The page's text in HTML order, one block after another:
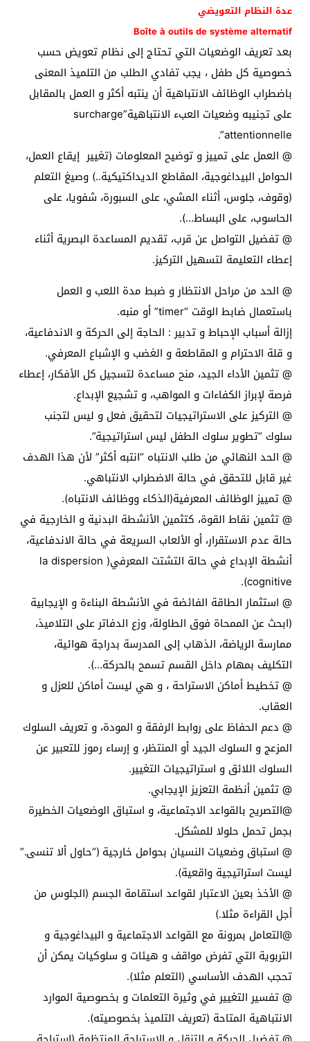
عدة النظام التعويضي
Boîte à outils de système alternatif
بعد تعريف الوضعيات التي تحتاج إلى نظام تعويض حسب
خصوصية كل طفل ، يجب تفادي الطلب من التلميذ المعنى
باضطراب الوظائف الانتباهية أن ينتبه أكثر و العمل بالمقابل
على تجنيبه وضعيات العبء الانتباهية”surcharge
attentionnelle”.
@ العمل على تمييز و توضيح المعلومات (تغيير إيقاع العمل،
الحوامل البيداغوجية، المقاطع الديداكتيكية..) وصيغ التعلم
(وقوف، جلوس، أثناء المشي، على السبورة، شفويا، على
الحاسوب، على البساط…).
@ تفضيل التواصل عن قرب، تقديم المساعدة البصرية أثناء
إعطاء التعليمة لتسهيل التركيز.
@ الحد من مراحل الانتظار و ضبط مدة اللعب و العمل
باستعمال ضابط الوقت “timer” أو منبه.
إزالة أسباب الإحباط و تدبير : الحاجة إلى الحركة و الاندفاعية،
و قلة الاحترام و المقاطعة و الغضب و الإشباع المعرفي.
@ تثمين الأداء الجيد، منح مساعدة لتسجيل كل الأفكار، إعطاء
فرصة لإبراز الكفاءات و المواهب، و تشجيع الإبداع.
@ التركيز على الاستراتيجيات لتحقيق فعل و ليس لتجنب
سلوك “تطوير سلوك الطفل ليس استراتيجية”.
@ الحد النهائي من طلب الانتباه “انتبه أكثر” لأن هذا الهدف
غير قابل للتحقق في حالة الاضطراب الانتباهي.
@ تمييز الوظائف المعرفية(الذكاء ووظائف الانتباه).
@ تثمين نقاط القوة، كتثمين الأنشطة البدنية و الخارجية في
حالة عدم الاستقرار، أو الألعاب السريعة في حالة الاندفاعية،
أنشطة الإبداع في حالة التشتت المعرفي( la dispersion
cognitive).
@ استثمار الطاقة الفائضة في الأنشطة البناءة و الإيجابية
(ابحث عن الممحاة فوق الطاولة، وزع الدفاتر على التلاميذ،
ممارسة الرياضة، الذهاب إلى المدرسة بدراجة هوائية،
التكليف بمهام داخل القسم تسمح بالحركة…).
@ تخطيط أماكن الاستراحة ، و هي ليست أماكن للعزل و
العقاب.
@ دعم الحفاظ على روابط الرفقة و المودة، و تعريف السلوك
المزعج و السلوك الجيد أو المنتظر، و إرساء رموز للتعبير عن
السلوك اللائق و استراتيجيات التغيير.
@ تثمين أنظمة التعزيز الإيجابي.
@التصريح بالقواعد الاجتماعية، و استباق الوضعيات الخطيرة
بجمل تحمل حلولا للمشكل.
@ استباق وضعيات النسيان بحوامل خارجية (“حاول ألا تنسى.”
ليست استراتيجية واقعية).
@ الأخذ بعين الاعتبار لقواعد استقامة الجسم (الجلوس من
أجل القراءة مثلا.)
@التعامل بمرونة مع القواعد الاجتماعية و البيداغوجية و
التربوية التي تفرض مواقف و هيئات و سلوكيات يمكن أن
تحجب الهدف الأساسي (التعلم مثلا).
@ تفسير التغيير في وثيرة التعلمات و بخصوصية الموارد
الانتباهية المتاحة (تعريف التلميذ بخصوصيته).